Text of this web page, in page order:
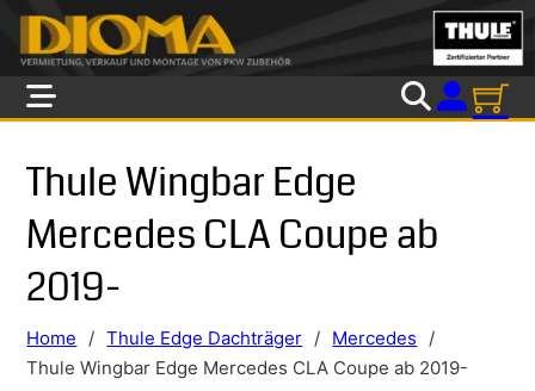
Skip to main content
Skip to footer
Thule Wingbar Edge
Mercedes CLA Coupe ab
2019-
Home / Thule Edge Dachträger / Mercedes
/
Thule Wingbar Edge Mercedes CLA Coupe ab 2019-